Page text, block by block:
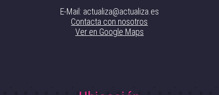
E-Mail: actualiza@actualiza.es
Contacta con nosotros
Ver en Google Maps